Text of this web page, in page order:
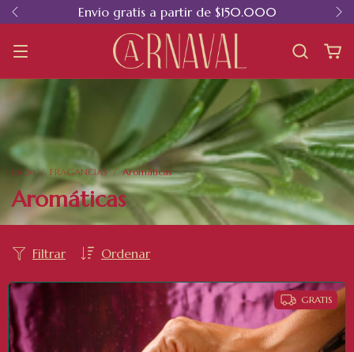
Envio gratis a partir de $150.000
Inicio / FRAGANCIAS / Aromáticas
Aromáticas
Ordenar
Filtrar
GRATIS